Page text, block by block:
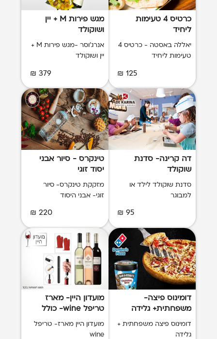
כרטיס 4 טעימות
ליחיד
יאללה באסטה - כרטיס 4
טעימות ליחיד
125 ₪
מגש פירות M + יין
ושוקולד
אנרג'וסר -מגש פירות M +
יין ושוקולד
379 ₪
דה קרינה- סדנת
שוקולד
סדנת שוקולד לילד או
למבוגר
95 ₪
טינקרס - סיור אבני
יסוד זוגי
מזקקת טינקרס- סיור
זוגי- אבני היסוד
220 ₪
דומינוס פיצה-
משפחתית+ גלידה
דומינוס פיצה משפחתית +
גלידה
מועדון היין- מארז
טריפל wine- כולל
מועדון היין מארז- טריפל
wine